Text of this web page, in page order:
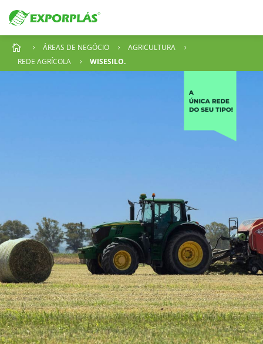
 5 ÁREAS DE NEGÓCIO 5 AGRICULTURA 5
REDE AGRÍCOLA 5 WISESILO.